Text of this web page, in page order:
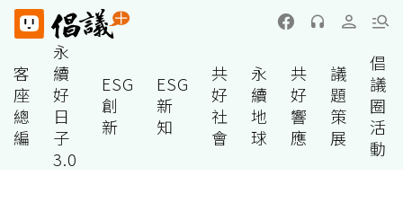
客
座
總
編
永
續
好
日
子
3.0
ESG
創
新
ESG
新
知
共
好
社
會
永
續
地
球
共
好
響
應
議
題
策
展
倡
議
圈
活
動